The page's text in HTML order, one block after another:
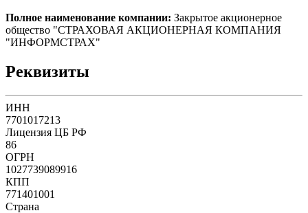
Полное наименование компании: Закрытое акционерное
общество "СТРАХОВАЯ АКЦИОНЕРНАЯ КОМПАНИЯ
"ИНФОРМСТРАХ"
Реквизиты
ИНН
7701017213
Лицензия ЦБ РФ
86
ОГРН
1027739089916
КПП
771401001
Страна